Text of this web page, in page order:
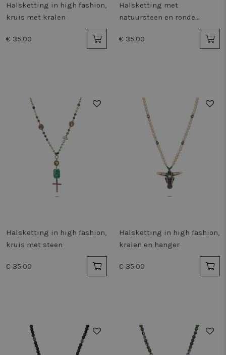
Halsketting in high fashion,
kruis met kralen
€ 35.00
Halsketting met
natuursteen en ronde
€ 35.00
Halsketting in high fashion,
kruis met steen
€ 35.00
Halsketting in high fashion,
kralen en hanger
€ 35.00